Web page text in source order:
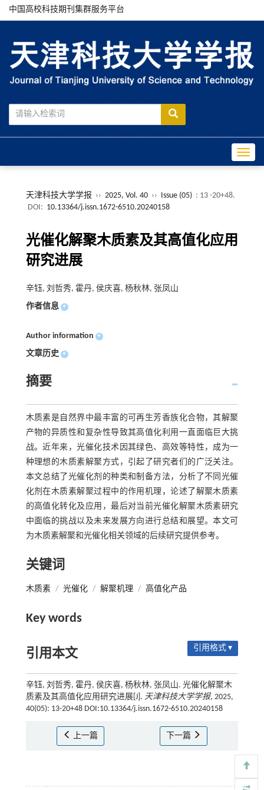
中国高校科技期刊集群服务平台
天津科技大学学报 ›› 2025, Vol. 40 ›› Issue (05) : 13 -20+48.
DOI: 10.13364/j.issn.1672-6510.20240158
光催化解聚木质素及其高值化应用
研究进展
辛钰, 刘哲秀, 霍丹, 侯庆喜, 杨秋林, 张凤山
作者信息 +
Author information +
文章历史 +
摘要
木质素是自然界中最丰富的可再生芳香族化合物，其解聚
产物的异质性和复杂性导致其高值化利用一直面临巨大挑
战。近年来，光催化技术因其绿色、高效等特性，成为一
种理想的木质素解聚方式，引起了研究者们的广泛关注。
本文总结了光催化剂的种类和制备方法，分析了不同光催
化剂在木质素解聚过程中的作用机理，论述了解聚木质素
的高值化转化及应用，最后对当前光催化解聚木质素研究
中面临的挑战以及未来发展方向进行总结和展望。本文可
为木质素解聚和光催化相关领域的后续研究提供参考。
关键词
木质素 / 光催化 / 解聚机理 / 高值化产品
Key words
引用本文 引用格式 ▾
辛钰, 刘哲秀, 霍丹, 侯庆喜, 杨秋林, 张凤山. 光催化解聚木
质素及其高值化应用研究进展[J]. 天津科技大学学报, 2025,
40(05): 13-20+48 DOI:10.13364/j.issn.1672-6510.20240158
上一篇 下一篇